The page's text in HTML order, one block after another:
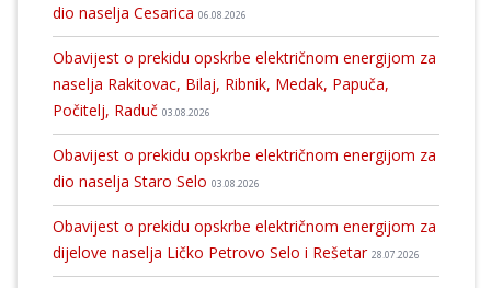
dio naselja Cesarica 06.08.2026
Obavijest o prekidu opskrbe električnom energijom za
naselja Rakitovac, Bilaj, Ribnik, Medak, Papuča,
Počitelj, Raduč 03.08.2026
Obavijest o prekidu opskrbe električnom energijom za
dio naselja Staro Selo 03.08.2026
Obavijest o prekidu opskrbe električnom energijom za
dijelove naselja Ličko Petrovo Selo i Rešetar 28.07.2026